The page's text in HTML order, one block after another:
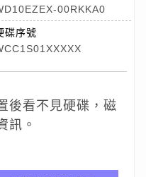
00RKKA0
碟序號
後看不見硬碟，磁
訊。